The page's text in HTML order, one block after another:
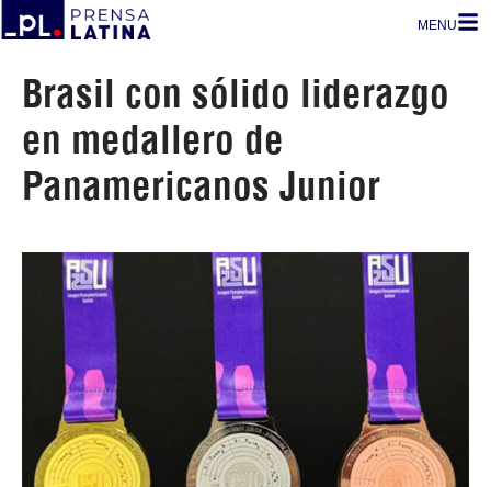
MENU
Brasil con sólido liderazgo
en medallero de
Panamericanos Junior